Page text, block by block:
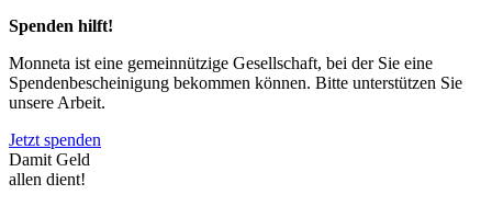
Spenden hilft!
Monneta ist eine gemeinnützige Gesellschaft, bei der Sie eine
Spendenbescheinigung bekommen können. Bitte unterstützen Sie
unsere Arbeit.
Jetzt spenden
Damit Geld
allen dient!